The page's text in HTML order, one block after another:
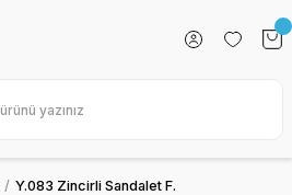
Y.083 Zincirli Sandalet F.